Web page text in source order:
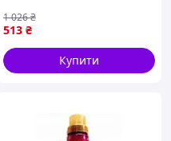
одягом з ароматом
свіжості
513 ₴
1 026₴
Купити